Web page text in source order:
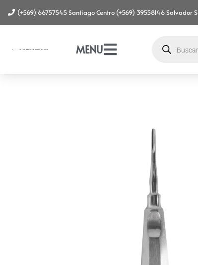
(+569) 66757545 Santiago Centro (+569) 39558146 Salvador
MENU